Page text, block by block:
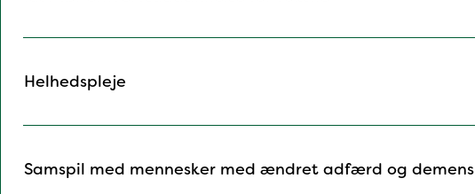
Helhedspleje
Samspil med mennesker med ændret adfærd og demens